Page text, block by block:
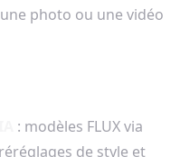
photo ou une vidéo
: modèles FLUX via
de style et